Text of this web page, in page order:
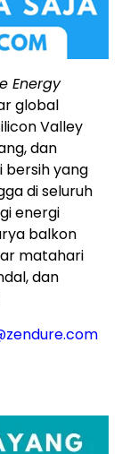
Energy
global
Valley
dan
bersih yang
di seluruh
energi
balkon
matahari
dan